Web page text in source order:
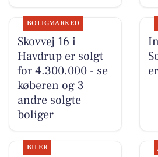
BOLIGMARKED
Skovvej 16 i
Havdrup er solgt
for 4.300.000 - se
køberen og 3
andre solgte
boliger
BILER